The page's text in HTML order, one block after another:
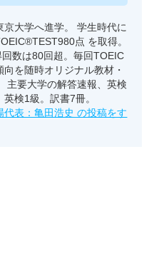
京大学へ進学。 学生時代に
点 を取得。
数は80回超。毎回TOEIC
を随時オリジナル教材・
主要大学の解答速報、英検
検1級。訳書7冊。
代表：亀田浩史 の投稿をす